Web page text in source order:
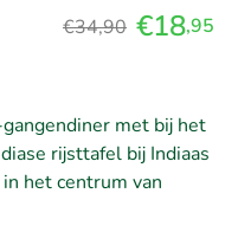
€34,90 €18,95
met bij het
rijsttafel bij Indiaas
het centrum van